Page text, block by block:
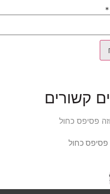
*
קשורים
פסיפס כחול